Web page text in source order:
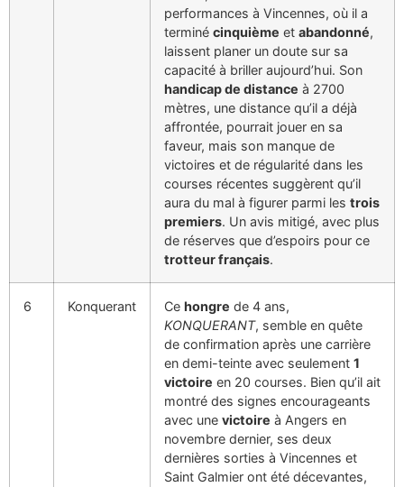
performances à Vincennes, où il a
terminé cinquième et abandonné,
laissent planer un doute sur sa
capacité à briller aujourd’hui. Son
handicap de distance à 2700
mètres, une distance qu’il a déjà
affrontée, pourrait jouer en sa
faveur, mais son manque de
victoires et de régularité dans les
courses récentes suggèrent qu’il
aura du mal à figurer parmi les trois
premiers. Un avis mitigé, avec plus
de réserves que d’espoirs pour ce
trotteur français.
6 Konquerant Ce hongre de 4 ans,
KONQUERANT, semble en quête
de confirmation après une carrière
en demi-teinte avec seulement 1
victoire en 20 courses. Bien qu’il ait
montré des signes encourageants
avec une victoire à Angers en
novembre dernier, ses deux
dernières sorties à Vincennes et
Saint Galmier ont été décevantes,